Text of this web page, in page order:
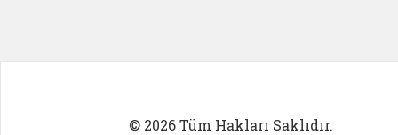
© 2026 Tüm Hakları Saklıdır.